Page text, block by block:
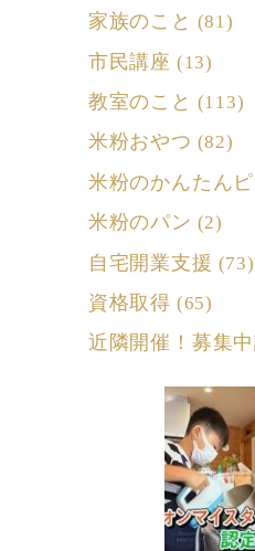
家族のこと (81)
市民講座 (13)
教室のこと (113)
米粉おやつ (82)
米粉のかんたん
米粉のパン (2)
自宅開業支援 (73)
資格取得 (65)
近隣開催！募集